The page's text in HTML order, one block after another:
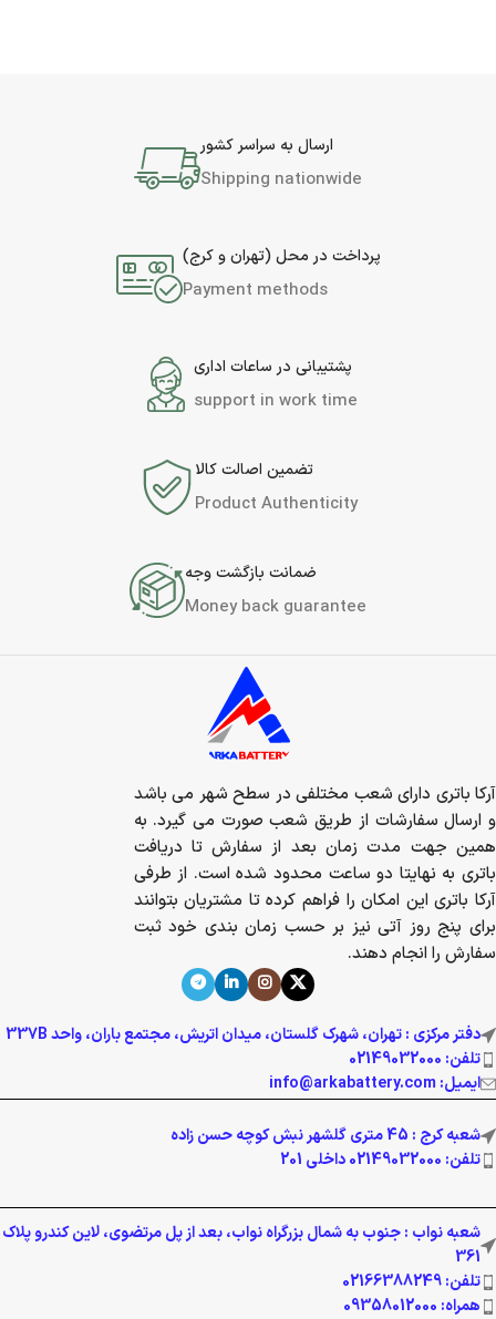
ارسال به سراسر کشور
Shipping nationwide
پرداخت در محل (تهران و کرج)
Payment methods
پشتیبانی در ساعات اداری
support in work time
تضمین اصالت کالا
Product Authenticity
ضمانت بازگشت وجه
Money back guarantee
آرکا باتری دارای شعب مختلفی در سطح شهر می باشد
و ارسال سفارشات از طریق شعب صورت می گیرد. به
همین جهت مدت زمان بعد از سفارش تا دریافت
باتری به نهایتا دو ساعت محدود شده است. از طرفی
آرکا باتری این امکان را فراهم کرده تا مشتریان بتوانند
برای پنج روز آتی نیز بر حسب زمان بندی خود ثبت
سفارش را انجام دهند.
دفتر مرکزی : تهران، شهرک گلستان، میدان اتریش، مجتمع باران، واحد 337B
تلفن: 02149032000
ایمیل: info@arkabattery.com
شعبه کرج : 45 متری گلشهر نبش کوچه حسن زاده
تلفن: 02149032000 داخلی 201
شعبه نواب : جنوب به شمال بزرگراه نواب، بعد از پل مرتضوی، لاین کندرو پلاک
361
تلفن: 02166388249
همراه: 09358012000